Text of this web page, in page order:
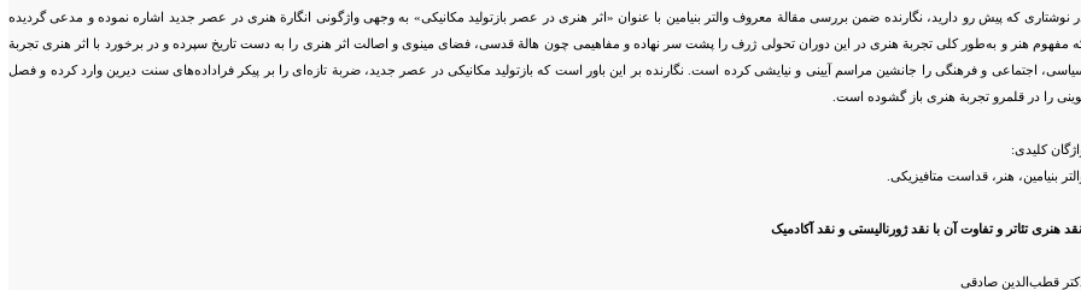
نوشتاری که پیش رو دارید، نگارنده ضمن بررسی مقالة معروف والتر بنیامین با عنوان «اثر هنری در عصر بازتولید مکانیکی» به وجهی واژگونی انگارة هنری در عصر جدید اشاره نموده و مدعی گردیده
مفهوم هنر و به‌طور کلی تجربة هنری در این دوران تحولی ژرف را پشت سر نهاده و مفاهیمی چون هالة قدسی، فضای مینوی و اصالت اثر هنری را به دست تاریخ سپرده و در برخورد با اثر هنری تجربة
اجتماعی و فرهنگی را جانشین مراسم آیینی و نیایشی کرده است. نگارنده بر این باور است که بازتولید مکانیکی در عصر جدید، ضربة تازه‌ای را بر پیکر فراداده‌های سنت دیرین وارد کرده و فصل
را در قلمرو تجربة هنری باز گشوده است.
کلیدی:
بنیامین، هنر، قداست متافیزیکی.
نقد هنری تئاتر و تفاوت آن با نقد ژورنالیستی و نقد آکادمیک
قطب‌الدین صادقی